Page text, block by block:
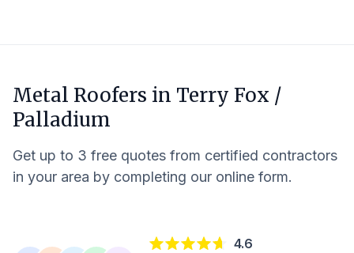
Metal Roofers in Terry Fox /
Palladium
Get up to 3 free quotes from certified contractors
in your area by completing our online form.
4.6